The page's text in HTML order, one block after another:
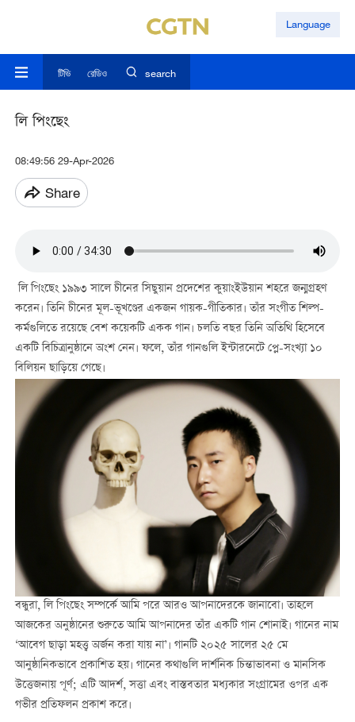
Language
টিভি রেডিও search
লি পিংছেং
08:49:56 29-Apr-2026
Share
লি পিংছেং ১৯৯৩ সালে চীনের সিছুয়ান প্রদেশের কুয়াংইউয়ান শহরে জন্মগ্রহণ
করেন। তিনি চীনের মূল-ভূখণ্ডের একজন গায়ক-গীতিকার। তাঁর সংগীত শিল্প-
কর্মগুলিতে রয়েছে বেশ কয়েকটি একক গান। চলতি বছর তিনি অতিথি হিসেবে
একটি বিচিত্রানুষ্ঠানে অংশ নেন। ফলে, তাঁর গানগুলি ইন্টারনেটে প্লে-সংখ্যা ১০
বিলিয়ন ছাড়িয়ে গেছে।
বন্ধুরা, লি পিংছেং সম্পর্কে আমি পরে আরও আপনাদেরকে জানাবো। তাহলে
আজকের অনুষ্ঠানের শুরুতে আমি আপনাদের তাঁর একটি গান শোনাই। গানের নাম
‘আবেগ ছাড়া মহত্ত্ব অর্জন করা যায় না’। গানটি ২০২৫ সালের ২৫ মে
আনুষ্ঠানিকভাবে প্রকাশিত হয়। গানের কথাগুলি দার্শনিক চিন্তাভাবনা ও মানসিক
উত্তেজনায় পূর্ণ; এটি আদর্শ, সত্তা এবং বাস্তবতার মধ্যকার সংগ্রামের ওপর এক
গভীর প্রতিফলন প্রকাশ করে।